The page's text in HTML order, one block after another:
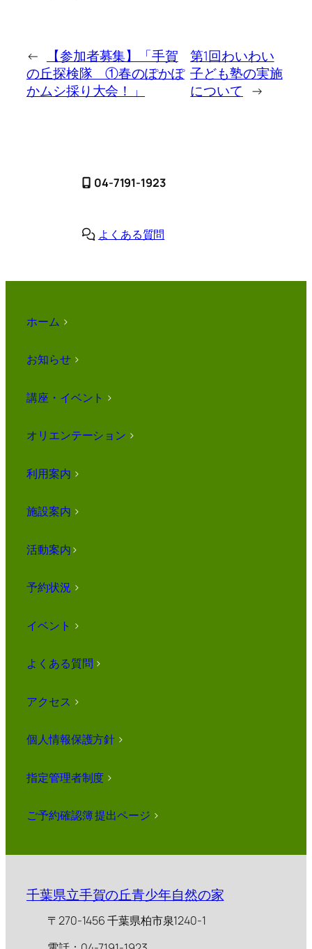
←
【参加者募集】「手賀
の丘探検隊 ①春のぽかぽ
かムシ採り大会！」
第1回わいわい
子ども塾の実施
について →
04-7191-1923
よくある質問
ホーム >
お知らせ>
講座・イベント >
オリエンテーション >
利用案内 >
施設案内 >
活動案内>
予約状況 >
イベント >
よくある質問 >
アクセス >
個人情報保護方針 >
指定管理者制度 >
ご予約確認簿 提出ページ >
千葉県立手賀の丘青少年自然の家
〒270-1456 千葉県柏市泉1240-1